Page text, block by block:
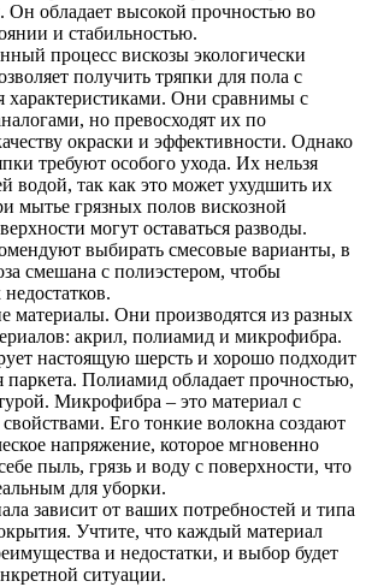
Он обладает высокой прочностью во
и стабильностью.
процесс вискозы экологически
получить тряпки для пола с
Они сравнимы с
но превосходят их по
окраски и эффективности. Однако
требуют особого ухода. Их нельзя
водой, так как это может ухудшить их
мытье грязных полов вискозной
могут оставаться разводы.
выбирать смесовые варианты, в
смешана с полиэстером, чтобы
материалы. Они производятся из разных
акрил, полиамид и микрофибра.
настоящую шерсть и хорошо подходит
паркета. Полиамид обладает прочностью,
Микрофибра – это материал с
Его тонкие волокна создают
напряжение, которое мгновенно
пыль, грязь и воду с поверхности, что
для уборки.
зависит от ваших потребностей и типа
Учтите, что каждый материал
и недостатки, и выбор будет
ситуации.